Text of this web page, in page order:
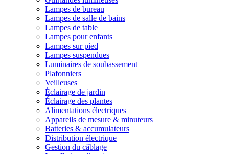
Lampes de bureau
Lampes de salle de bains
Lampes de table
Lampes pour enfants
Lampes sur pied
Lampes suspendues
Luminaires de soubassement
Plafonniers
Veilleuses
Éclairage de jardin
Éclairage des plantes
Alimentations électriques
Appareils de mesure & minuteurs
Batteries & accumulateurs
Distribution électrique
Gestion du câblage